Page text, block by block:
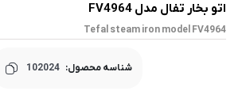
اتو بخار تفال مدل FV4964
Tefal steam iron model FV4964
شناسه محصول: 102024